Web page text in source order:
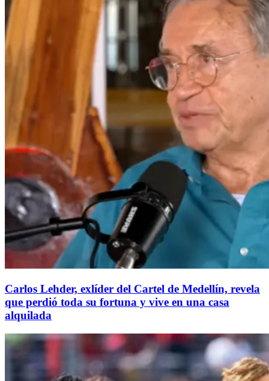
Carlos Lehder, exlíder del Cartel de Medellín, revela
que perdió toda su fortuna y vive en una casa
alquilada